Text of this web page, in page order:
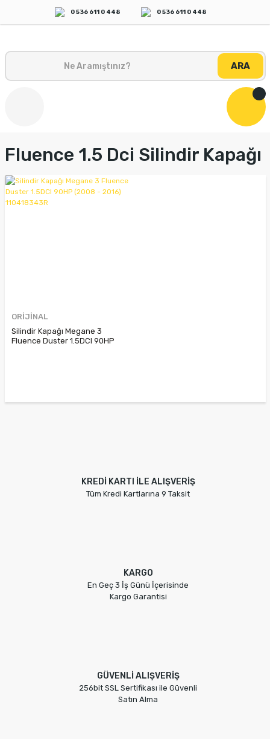
0 536 611 0 448 0 536 611 0 448
ARA
Fluence 1.5 Dci Silindir Kapağı
ORİJİNAL
Silindir Kapağı Megane 3
Fluence Duster 1.5DCI 90HP
KREDİ KARTI İLE ALIŞVERİŞ
Tüm Kredi Kartlarına 9 Taksit
KARGO
En Geç 3 İş Günü İçerisinde
Kargo Garantisi
GÜVENLİ ALIŞVERİŞ
256bit SSL Sertifikası ile Güvenli
Satın Alma